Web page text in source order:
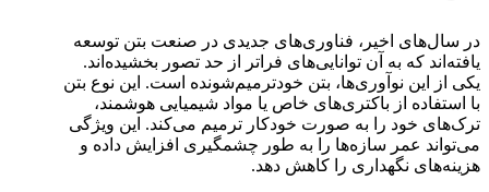
در سال‌های اخیر، فناوری‌های جدیدی در صنعت بتن توسعه
یافته‌اند که به آن توانایی‌های فراتر از حد تصور بخشیده‌اند.
یکی از این نوآوری‌ها، بتن خودترمیم‌شونده است. این نوع بتن
با استفاده از باکتری‌های خاص یا مواد شیمیایی هوشمند،
ترک‌های خود را به صورت خودکار ترمیم می‌کند. این ویژگی
می‌تواند عمر سازه‌ها را به طور چشمگیری افزایش داده و
هزینه‌های نگهداری را کاهش دهد.